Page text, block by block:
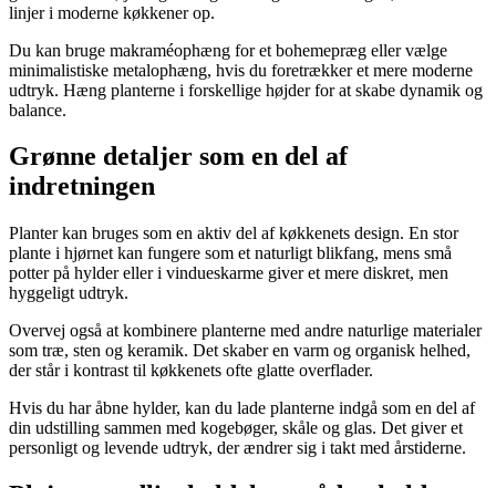
linjer i moderne køkkener op.
Du kan bruge makraméophæng for et bohemepræg eller vælge
minimalistiske metalophæng, hvis du foretrækker et mere moderne
udtryk. Hæng planterne i forskellige højder for at skabe dynamik og
balance.
Grønne detaljer som en del af
indretningen
Planter kan bruges som en aktiv del af køkkenets design. En stor
plante i hjørnet kan fungere som et naturligt blikfang, mens små
potter på hylder eller i vindueskarme giver et mere diskret, men
hyggeligt udtryk.
Overvej også at kombinere planterne med andre naturlige materialer
som træ, sten og keramik. Det skaber en varm og organisk helhed,
der står i kontrast til køkkenets ofte glatte overflader.
Hvis du har åbne hylder, kan du lade planterne indgå som en del af
din udstilling sammen med kogebøger, skåle og glas. Det giver et
personligt og levende udtryk, der ændrer sig i takt med årstiderne.